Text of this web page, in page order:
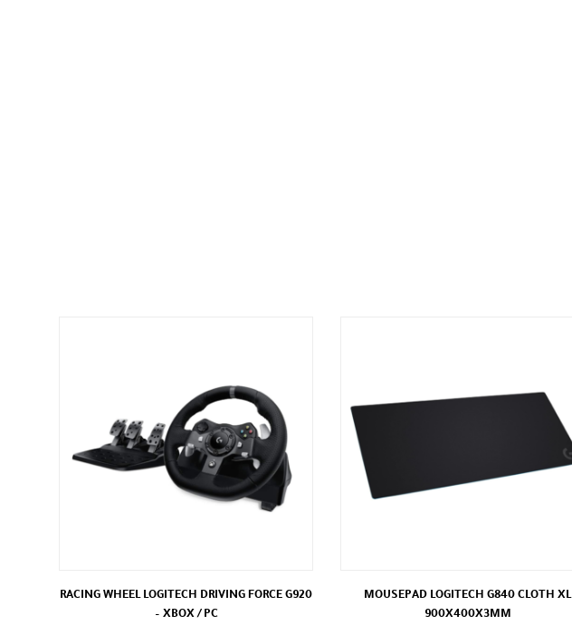
MOUSEPAD LOGITECH G840 CLOTH XL
900X400X3MM
RACING WHEEL LOGITECH DRIVING FORCE G920
– XBOX / PC